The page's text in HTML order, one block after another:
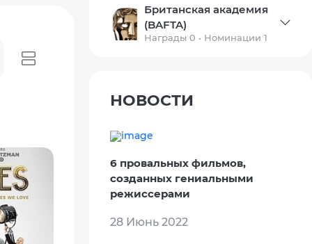
Британская академия
(BAFTA)
Награды 0 • Номинации 1
НОВОСТИ
6 провальных фильмов,
созданных гениальными
режиссерами
28 Июнь 2022